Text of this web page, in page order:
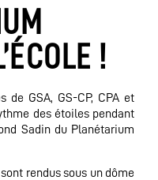
!
de GSA, GS-CP, CPA et
des étoiles pendant
Sadin du Planétarium
rendus sous un dôme